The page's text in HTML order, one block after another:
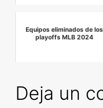
Equipos eliminados de los
playoffs MLB 2024
Deja un